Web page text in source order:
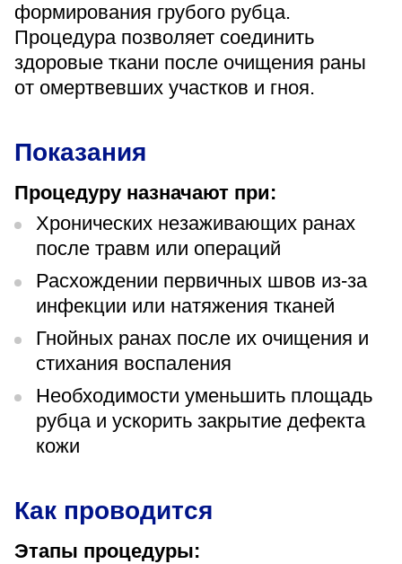
Санаторий-профилакторий
«Парус»
Адрес
399000, г. Липецк, Плехановское лесничество,
08:00–16:45
перерыв 12:00–12:30
Пятница
08:00–15:45
перерыв 12:00–12:30
Администратор
+7 (4742) 72-73-31
Версия для слабовидящих
формирования грубого рубца.
Процедура позволяет соединить
здоровые ткани после очищения раны
от омертвевших участков и гноя.
Показания
Процедуру назначают при:
Хронических незаживающих ранах
после травм или операций
Расхождении первичных швов из-за
инфекции или натяжения тканей
Гнойных ранах после их очищения и
стихания воспаления
Необходимости уменьшить площадь
рубца и ускорить закрытие дефекта
кожи
Как проводится
Этапы процедуры: